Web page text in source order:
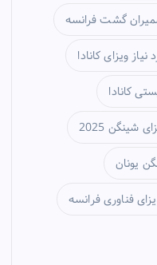
گشت فرانسه
ویزای کانادا
کانادا
شینگن 2025
یونان
فناوری فرانسه